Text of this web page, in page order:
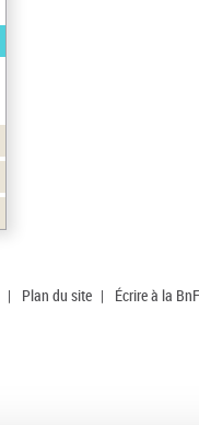
| Plan du site | Écrire à la BnF